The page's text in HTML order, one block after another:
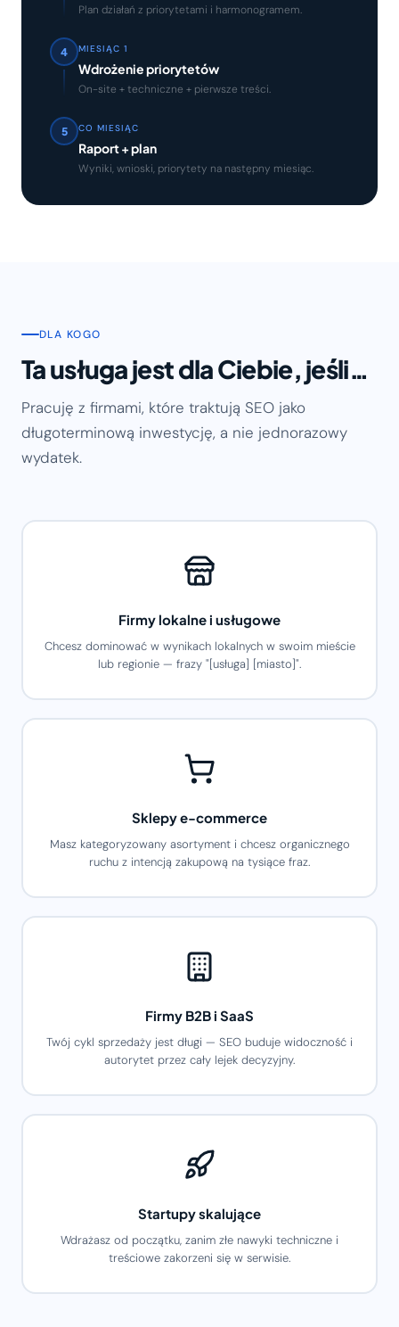
Plan działań z priorytetami i harmonogramem.
4 MIESIĄC 1
Wdrożenie priorytetów
On-site + techniczne + pierwsze treści.
5 CO MIESIĄC
Raport + plan
Wyniki, wnioski, priorytety na następny miesiąc.
DLA KOGO
Ta usługa jest dla Ciebie, jeśli…
Pracuję z firmami, które traktują SEO jako
długoterminową inwestycję, a nie jednorazowy
wydatek.
Firmy lokalne i usługowe
Chcesz dominować w wynikach lokalnych w swoim mieście
lub regionie — frazy "[usługa] [miasto]".
Sklepy e-commerce
Masz kategoryzowany asortyment i chcesz organicznego
ruchu z intencją zakupową na tysiące fraz.
Firmy B2B i SaaS
Twój cykl sprzedaży jest długi — SEO buduje widoczność i
autorytet przez cały lejek decyzyjny.
Startupy skalujące
Wdrażasz od początku, zanim złe nawyki techniczne i
treściowe zakorzeni się w serwisie.